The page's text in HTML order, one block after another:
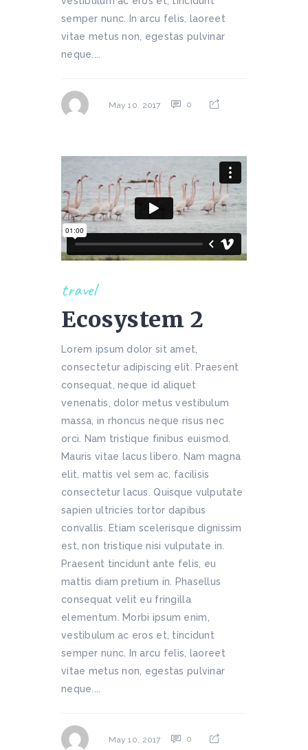
semper nunc. In arcu felis, laoreet
vitae metus non, egestas pulvinar
neque....
May 10, 2017 0
travel
Ecosystem 2
Lorem ipsum dolor sit amet,
consectetur adipiscing elit. Praesent
consequat, neque id aliquet
venenatis, dolor metus vestibulum
massa, in rhoncus neque risus nec
orci. Nam tristique finibus euismod.
Mauris vitae lacus libero. Nam magna
elit, mattis vel sem ac, facilisis
consectetur lacus. Quisque vulputate
sapien ultricies tortor dapibus
convallis. Etiam scelerisque dignissim
est, non tristique nisi vulputate in.
Praesent tincidunt ante felis, eu
mattis diam pretium in. Phasellus
consequat velit eu fringilla
elementum. Morbi ipsum enim,
vestibulum ac eros et, tincidunt
semper nunc. In arcu felis, laoreet
vitae metus non, egestas pulvinar
neque....
May 10, 2017 0